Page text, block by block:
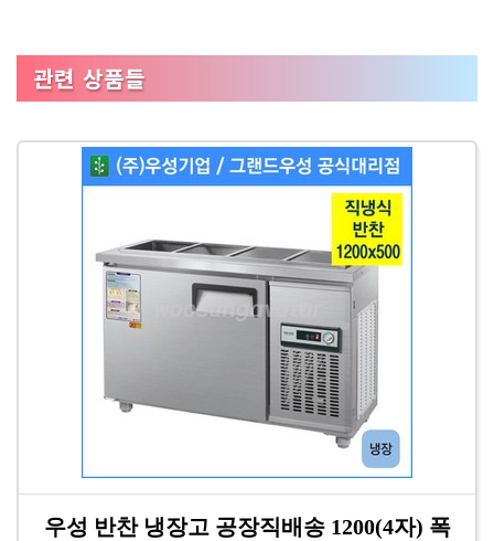
관련 상품들
우성 반찬 냉장고 공장직배송 1200(4자) 폭